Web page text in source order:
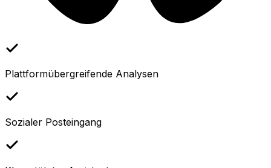
Plattformübergreifende Analysen
Sozialer Posteingang